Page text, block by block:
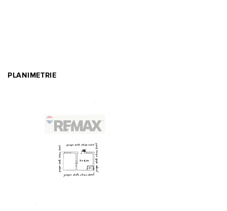
PLANIMETRIE